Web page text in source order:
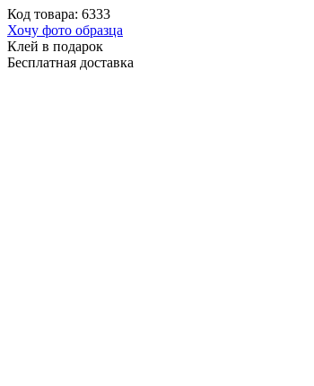
Код товара: 6333
Хочу фото образца
Клей в подарок
Бесплатная доставка